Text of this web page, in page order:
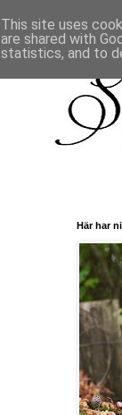
Här har
This site uses
are shared with
statistics, and to